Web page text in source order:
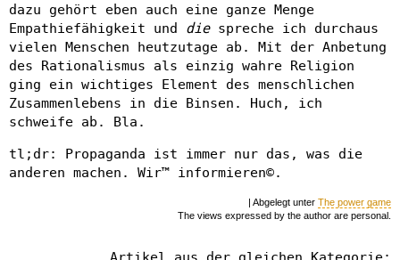
dazu gehört eben auch eine ganze Menge
Empathiefähigkeit und diespreche ich durchaus
vielen Menschen heutzutage ab. Mit der Anbetung
des Rationalismus als einzig wahre Religion
ging ein wichtiges Element des menschlichen
Zusammenlebens in die Binsen. Huch, ich
schweife ab. Bla.
tl;dr: Propaganda ist immer nur das, was die
anderen machen. Wir™ informieren©.
| Abgelegt unter The power game
The views expressed by the author are personal.